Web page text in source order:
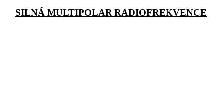
SILNÁ MULTIPOLAR RADIOFREKVENCE